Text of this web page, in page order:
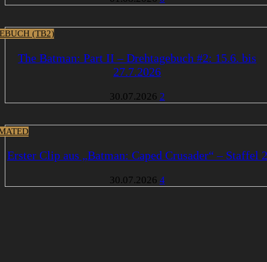
(TB2)
The Batman: Part II – Drehtagebuch #2: 15.6. bis
27.7.2026
30.07.2026 2
Erster Clip aus „Batman: Caped Crusader“ – Staffel 2
30.07.2026 4